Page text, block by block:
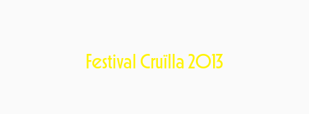
Festival Cruïlla 2013